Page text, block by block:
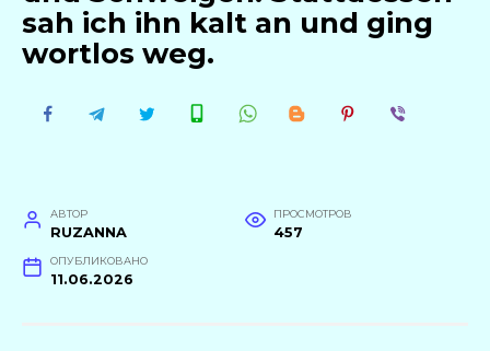
sah ich ihn kalt an und ging
wortlos weg.
АВТОР
RUZANNA
ПРОСМОТРОВ
457
ОПУБЛИКОВАНО
11.06.2026